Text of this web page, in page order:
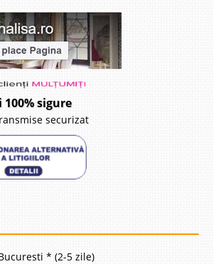
sigure
securizat
* (2-5 zile)